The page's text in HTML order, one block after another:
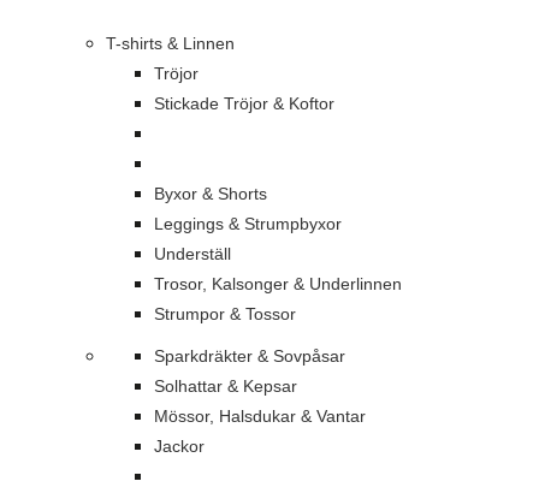
T-shirts & Linnen
Tröjor
Stickade Tröjor & Koftor
Byxor & Shorts
Leggings & Strumpbyxor
Underställ
Trosor, Kalsonger & Underlinnen
Strumpor & Tossor
Sparkdräkter & Sovpåsar
Solhattar & Kepsar
Mössor, Halsdukar & Vantar
Jackor